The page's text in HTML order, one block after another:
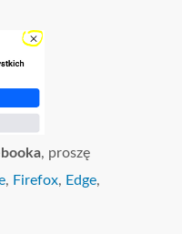
, proszę
, Firefox, Edge,